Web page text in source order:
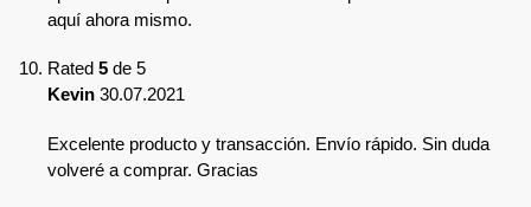
aquí ahora mismo.
Rated 5 de 5
Kevin 30.07.2021
Excelente producto y transacción. Envío rápido. Sin duda
volveré a comprar. Gracias